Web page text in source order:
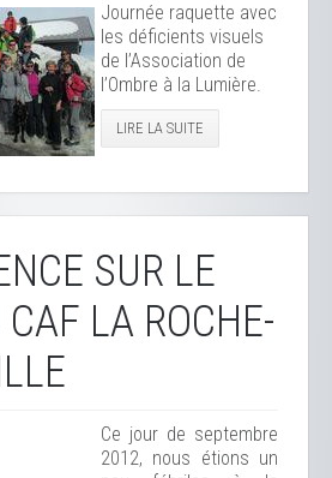
Journée raquette avec
les déficients visuels
de l’Association de
l’Ombre à la Lumière.
LIRE LA SUITE
SUR LE
LA ROCHE-
Ce jour de septembre
2012, nous étions un